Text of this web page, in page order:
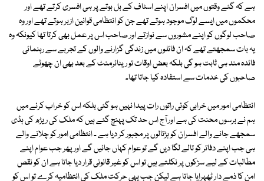
ہے کہ گئے وقتوں میں افسران اپنے اسٹاف کے بل بوتے پر ہی افسری کرتے تھے اور
محکموں میں ایسے لوگ موجود ہوتے تھے جن کو انتظامی قوانین ازبر ہوتے تھے اور وہ
صاحب لوگوں کو اپنے مشوروں سے نوازتے اور صاحب اس پر عمل بھی کرتا تھا کیونکہ وہ
یہ بات سمجھتے تھے کہ ان فائلوں میں زندگی گزارنے والوں کے تجربے سے رہنمائی
فائدہ مند ہی ثابت ہو گی بلکہ بعض اوقات تو ریٹائرمنٹ کے بعد بھی ان چھوٹے
صاحبوں کی خدمات سے استفادہ کیا جاتا تھا۔
انتظامی امور میں خرابی کوئی راتوں رات پیدا نہیں ہو گئی بلکہ اس کو خراب کرنے میں
ہم نے برسوں محنت کی ہے اور آج اس حد تک پہنچ گئے ہیں کہ ملک کی ریڑھ کی ہڈی
سمجھے جانے والے افسران کو ہڑتالوں پر مجبور کر دیا ہے ۔ انتظامی امور کو چلانے والے
ہی جب اپنے دفاتر کو تالے لگا دیں گے تو عوام کہاں جائیں گے اور پھر جب عوام اپنے
مطالبات کے لیے سڑکوں پر نکلتے ہیں تو اس کو غیر قانونی قرار دیا جاتا ہے ان کو نقص
امن کا ذمے دار ٹھہرایا جاتا ہے لیکن جب یہی حرکت ملک کی انتظامیہ کرے تو اس کو